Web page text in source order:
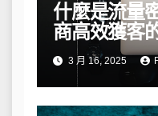
什麼是流量
商高效獲客
3 月 16, 2025